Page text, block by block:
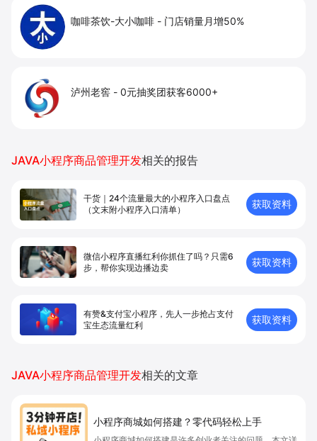
咖啡茶饮-大小咖啡 - 门店销量月增50%
泸州老窖 - 0元抽奖团获客6000+
JAVA小程序商品管理开发相关的报告
干货｜24个流量最大的小程序入口盘点
（文末附小程序入口清单）
获取资料
微信小程序直播红利你抓住了吗？只需6
步，帮你实现边播边卖
获取资料
有赞&支付宝小程序，先人一步抢占支付
宝生态流量红利
获取资料
JAVA小程序商品管理开发相关的文章
小程序商城如何搭建？零代码轻松上手